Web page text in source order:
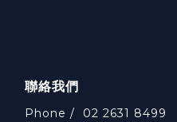
聯絡我們
Phone / 02 2631 8499